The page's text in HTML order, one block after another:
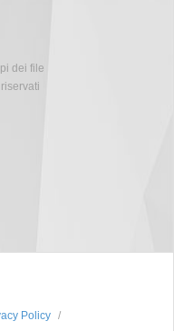
dei file
Policy